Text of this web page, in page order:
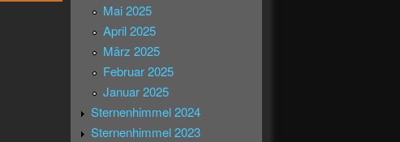
Mai 2025
April 2025
März 2025
Februar 2025
Januar 2025
Sternenhimmel 2024
Sternenhimmel 2023